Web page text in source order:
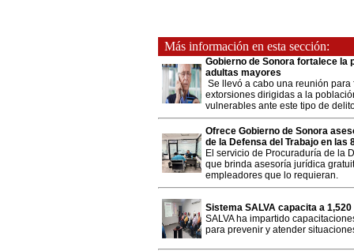
Más información en esta sección:
Gobierno de Sonora fortalece
adultas mayores
Se llevó a cabo una reunión
extorsiones dirigidas a la
vulnerables ante este tipo de
Ofrece Gobierno de Sonora
de la Defensa del Trabajo en las
El servicio de Procuraduría de la
que brinda asesoría jurídica
empleadores que lo requieran.
Sistema SALVA capacita a
SALVA ha impartido
para prevenir y atender